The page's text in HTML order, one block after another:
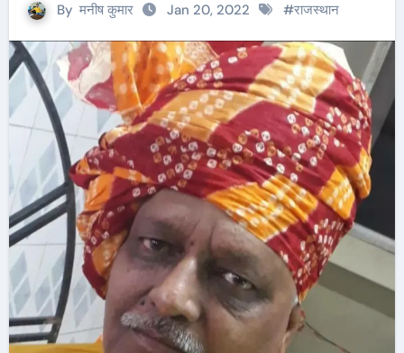
By मनीष कुमार Jan 20, 2022 #राजस्थान